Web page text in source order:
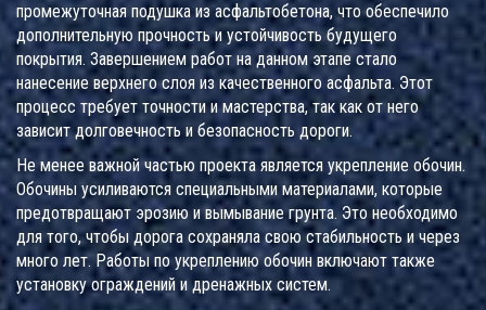
промежуточная подушка из асфальтобетона, что обеспечило
дополнительную прочность и устойчивость будущего
покрытия. Завершением работ на данном этапе стало
нанесение верхнего слоя из качественного асфальта. Этот
процесс требует точности и мастерства, так как от него
зависит долговечность и безопасность дороги.
Не менее важной частью проекта является укрепление обочин.
Обочины усиливаются специальными материалами, которые
предотвращают эрозию и вымывание грунта. Это необходимо
для того, чтобы дорога сохраняла свою стабильность и через
много лет. Работы по укреплению обочин включают также
установку ограждений и дренажных систем.